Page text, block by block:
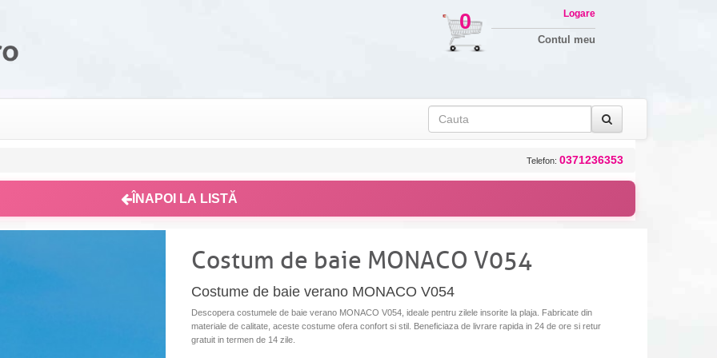
0 Logare
Contul meu
Telefon: 0371236353
ÎNAPOI LA LISTĂ
Costum de baie MONACO V054
Costume de baie verano MONACO V054
Descopera costumele de baie verano MONACO V054, ideale pentru zilele insorite la plaja. Fabricate din
materiale de calitate, aceste costume ofera confort si stil. Beneficiaza de livrare rapida in 24 de ore si retur
gratuit in termen de 14 zile.